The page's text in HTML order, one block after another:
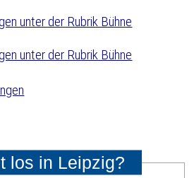
los in Leipzig?